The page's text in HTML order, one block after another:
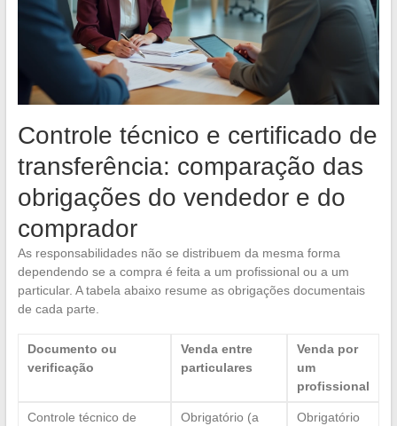
Controle técnico e certificado de
transferência: comparação das
obrigações do vendedor e do
comprador
As responsabilidades não se distribuem da mesma forma
dependendo se a compra é feita a um profissional ou a um
particular. A tabela abaixo resume as obrigações documentais
de cada parte.
Documento ou
verificação
Venda entre
particulares
Venda por
um
profissional
Controle técnico de
Obrigatório (a
Obrigatório